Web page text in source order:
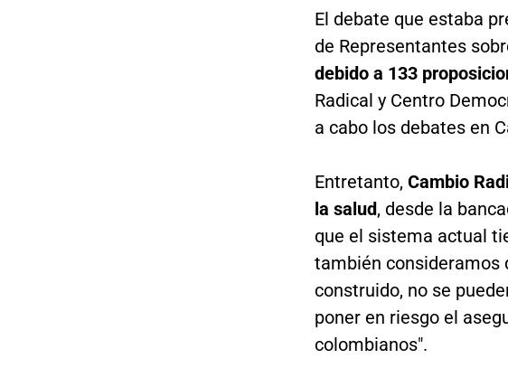
El debate que estaba
de Representantes
debido a 133
Radical y Centro
a cabo los debates en
Entretanto, Cambio
la salud, desde la
que el sistema actual
también consideramos
construido, no se
poner en riesgo el
colombianos".